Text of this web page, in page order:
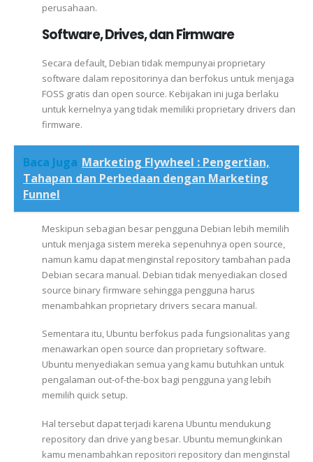
perusahaan.
Software, Drives, dan Firmware
Secara default, Debian tidak mempunyai proprietary
software dalam repositorinya dan berfokus untuk menjaga
FOSS gratis dan open source. Kebijakan ini juga berlaku
untuk kernelnya yang tidak memiliki proprietary drivers dan
firmware.
Baca Juga Marketing Flywheel : Pengertian,
Tahapan dan Perbedaan dengan Marketing
Funnel
Meskipun sebagian besar pengguna Debian lebih memilih
untuk menjaga sistem mereka sepenuhnya open source,
namun kamu dapat menginstal repository tambahan pada
Debian secara manual. Debian tidak menyediakan closed
source binary firmware sehingga pengguna harus
menambahkan proprietary drivers secara manual.
Sementara itu, Ubuntu berfokus pada fungsionalitas yang
menawarkan open source dan proprietary software.
Ubuntu menyediakan semua yang kamu butuhkan untuk
pengalaman out-of-the-box bagi pengguna yang lebih
memilih quick setup.
Hal tersebut dapat terjadi karena Ubuntu mendukung
repository dan drive yang besar. Ubuntu memungkinkan
kamu menambahkan repositori repository dan menginstal